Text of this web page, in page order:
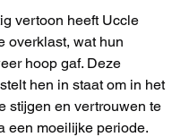
vertoon heeft Uccle
overklast, wat hun
hoop gaf. Deze
hen in staat om in het
stijgen en vertrouwen te
een moeilijke periode.